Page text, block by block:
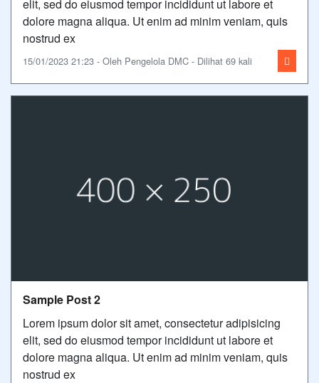
elit, sed do eiusmod tempor incididunt ut labore et
dolore magna aliqua. Ut enim ad minim veniam, quis
nostrud ex
15/01/2023 21:23 - Oleh Pengelola DMC - Dilihat 69 kali
Sample Post 2
Lorem ipsum dolor sit amet, consectetur adipisicing
elit, sed do eiusmod tempor incididunt ut labore et
dolore magna aliqua. Ut enim ad minim veniam, quis
nostrud ex